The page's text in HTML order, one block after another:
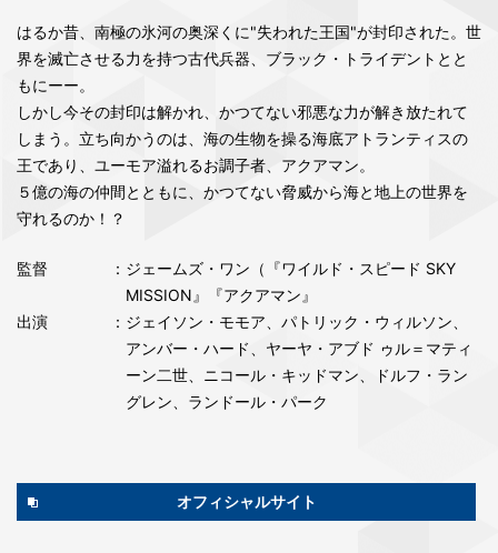
はるか昔、南極の氷河の奥深くに"失われた王国"が封印された。世
界を滅亡させる力を持つ古代兵器、ブラック・トライデントとと
もにーー。
しかし今その封印は解かれ、かつてない邪悪な力が解き放たれて
しまう。立ち向かうのは、海の生物を操る海底アトランティスの
王であり、ユーモア溢れるお調子者、アクアマン。
５億の海の仲間とともに、かつてない脅威から海と地上の世界を
守れるのか！？
監督
：ジェームズ・ワン（『ワイルド・スピード SKY
MISSION』『アクアマン』
出演
：ジェイソン・モモア、パトリック・ウィルソン、
アンバー・ハード、ヤーヤ・アブド ゥル＝マティ
ーン二世、ニコール・キッドマン、ドルフ・ラン
グレン、ランドール・パーク
オフィシャルサイト